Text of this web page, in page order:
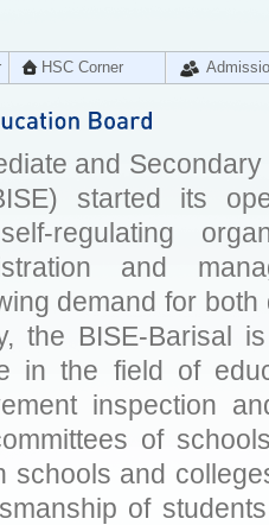
HSC Corner
and
started its
regulating
and
demand for
the BISE-Barisal
in the field of
inspection
of
schools and
of